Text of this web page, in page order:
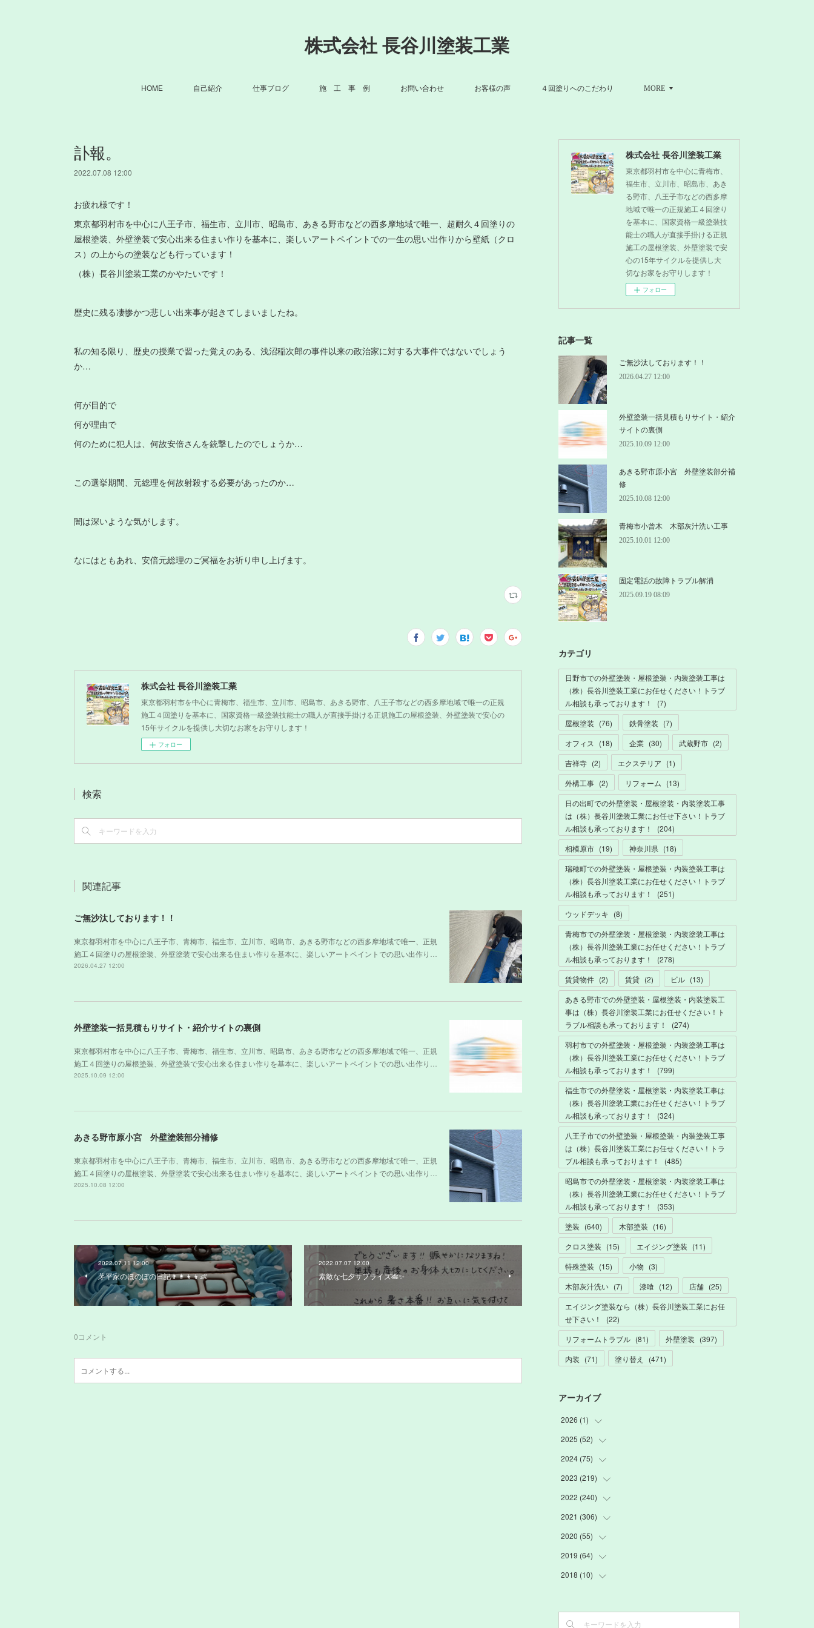
株式会社 長谷川塗装工業
HOME 自己紹介 仕事ブログ 施 工 事 例 お問い合わせ お客様の声 ４回塗りへのこだわり MORE
訃報。
2022.07.08 12:00
お疲れ様です！
東京都羽村市を中心に八王子市、福生市、立川市、昭島市、あきる野市などの西多摩地域で唯一、超耐久４回塗りの
屋根塗装、外壁塗装で安心出来る住まい作りを基本に、楽しいアートペイントでの一生の思い出作りから壁紙（クロ
ス）の上からの塗装なども行っています！
（株）長谷川塗装工業のかやたいです！
歴史に残る凄惨かつ悲しい出来事が起きてしまいましたね。
私の知る限り、歴史の授業で習った覚えのある、浅沼稲次郎の事件以来の政治家に対する大事件ではないでしょう
か…
何が目的で
何が理由で
何のために犯人は、何故安倍さんを銃撃したのでしょうか…
この選挙期間、元総理を何故射殺する必要があったのか…
闇は深いような気がします。
なにはともあれ、安倍元総理のご冥福をお祈り申し上げます。
株式会社 長谷川塗装工業
東京都羽村市を中心に青梅市、福生市、立川市、昭島市、あきる野市、八王子市などの西多摩地域で唯一の正規
施工４回塗りを基本に、国家資格一級塗装技能士の職人が直接手掛ける正規施工の屋根塗装、外壁塗装で安心の
15年サイクルを提供し大切なお家をお守りします！
フォロー
検索
関連記事
ご無沙汰しております！！
東京都羽村市を中心に八王子市、青梅市、福生市、立川市、昭島市、あきる野市などの西多摩地域で唯一、正規
施工４回塗りの屋根塗装、外壁塗装で安心出来る住まい作りを基本に、楽しいアートペイントでの思い出作り…
2026.04.27 12:00
外壁塗装一括見積もりサイト・紹介サイトの裏側
東京都羽村市を中心に八王子市、青梅市、福生市、立川市、昭島市、あきる野市などの西多摩地域で唯一、正規
施工４回塗りの屋根塗装、外壁塗装で安心出来る住まい作りを基本に、楽しいアートペイントでの思い出作り…
2025.10.09 12:00
あきる野市原小宮 外壁塗装部分補修
東京都羽村市を中心に八王子市、青梅市、福生市、立川市、昭島市、あきる野市などの西多摩地域で唯一、正規
施工４回塗りの屋根塗装、外壁塗装で安心出来る住まい作りを基本に、楽しいアートペイントでの思い出作り…
2025.10.08 12:00
2022.07.11 12:00
茅平家のほのぼの日記👨‍👩‍👦‍👦👶
2022.07.07 12:00
素敵な七夕サプライズ🎋✨
0コメント
株式会社 長谷川塗装工業
東京都羽村市を中心に青梅市、
福生市、立川市、昭島市、あき
る野市、八王子市などの西多摩
地域で唯一の正規施工４回塗り
を基本に、国家資格一級塗装技
能士の職人が直接手掛ける正規
施工の屋根塗装、外壁塗装で安
心の15年サイクルを提供し大
切なお家をお守りします！
フォロー
記事一覧
ご無沙汰しております！！
2026.04.27 12:00
外壁塗装一括見積もりサイト・紹介
サイトの裏側
2025.10.09 12:00
あきる野市原小宮 外壁塗装部分補
修
2025.10.08 12:00
青梅市小曾木 木部灰汁洗い工事
2025.10.01 12:00
固定電話の故障トラブル解消
2025.09.19 08:09
カテゴリ
日野市での外壁塗装・屋根塗装・内装塗装工事は
（株）長谷川塗装工業にお任せください！トラブ
ル相談も承っております！
(7)
屋根塗装 (76) 鉄骨塗装 (7)
オフィス
(18) 企業 (30) 武蔵野市 (2)
吉祥寺 (2) エクステリア (1)
外構工事 (2) リフォーム (13)
日の出町での外壁塗装・屋根塗装・内装塗装工事
は（株）長谷川塗装工業にお任せ下さい！トラブ
ル相談も承っております！
(204)
相模原市 (19) 神奈川県 (18)
瑞穂町での外壁塗装・屋根塗装・内装塗装工事は
（株）長谷川塗装工業にお任せください！トラブ
ル相談も承っております！
(251)
ウッドデッキ (8)
青梅市での外壁塗装・屋根塗装・内装塗装工事は
（株）長谷川塗装工業にお任せください！トラブ
ル相談も承っております！
(278)
賃貸物件 (2) 賃貸 (2) ビル (13)
あきる野市での外壁塗装・屋根塗装・内装塗装工
事は（株）長谷川塗装工業にお任せください！ト
ラブル相談も承っております！
(274)
羽村市での外壁塗装・屋根塗装・内装塗装工事は
（株）長谷川塗装工業にお任せください！トラブ
ル相談も承っております！
(799)
福生市での外壁塗装・屋根塗装・内装塗装工事は
（株）長谷川塗装工業にお任せください！トラブ
ル相談も承っております！
(324)
八王子市での外壁塗装・屋根塗装・内装塗装工事
は（株）長谷川塗装工業にお任せください！トラ
ブル相談も承っております！
(485)
昭島市での外壁塗装・屋根塗装・内装塗装工事は
（株）長谷川塗装工業にお任せください！トラブ
ル相談も承っております！
(353)
塗装 (640) 木部塗装 (16)
クロス塗装 (15) エイジング塗装 (11)
特殊塗装 (15) 小物 (3)
木部灰汁洗い (7) 漆喰 (12) 店舗 (25)
エイジング塗装なら（株）長谷川塗装工業にお任
せ下さい！
(22)
リフォームトラブル (81) 外壁塗装 (397)
内装 (71) 塗り替え (471)
アーカイブ
2026 (1)
(1
2025 (52)
(3
(2)
(6)
(22
(16
)
(3
2024 (75)
(9)
(13
(12
(1
(4
(16
2023 (219)
(20
(18
(15
)
(13
)
(19
)
(20)
2022 (240)
(21
(20
)
(20
)
(20
)
(20)
2021 (306)
(24
)
(26
)
(23
)
(24)
2020 (55)
(3
(2
(3)
2019 (64)
(3
(15)
2018 (10)
(6)